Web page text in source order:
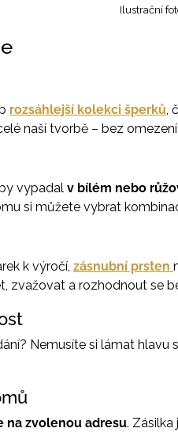
Ilustrační
rozsáhlejší kolekci šperků,
naší tvorbě – bez
vypadal v bílém nebo
si můžete vybrat
k výročí, zásnubní prsten
zvažovat a rozhodnout se
Nemusíte si lámat hlavu
na zvolenou adresu.